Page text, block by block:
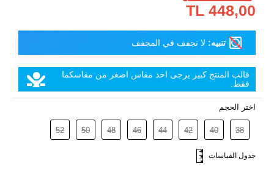
448,00 TL
تنبيه: لا تجفف في المجفف
قالب المنتج كبير يرجى اخذ مقاس اصغر من مقاسكما
فقط.
اختر الحجم
38
40
42
44
46
48
50
52
جدول القياسات